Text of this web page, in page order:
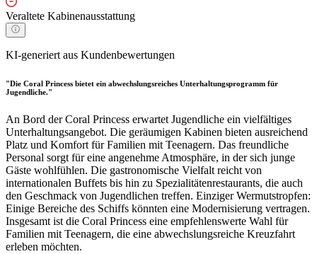
Veraltete Kabinenausstattung
KI-generiert aus Kundenbewertungen
"Die Coral Princess bietet ein abwechslungsreiches Unterhaltungsprogramm für
Jugendliche."
An Bord der Coral Princess erwartet Jugendliche ein vielfältiges
Unterhaltungsangebot. Die geräumigen Kabinen bieten ausreichend
Platz und Komfort für Familien mit Teenagern. Das freundliche
Personal sorgt für eine angenehme Atmosphäre, in der sich junge
Gäste wohlfühlen. Die gastronomische Vielfalt reicht von
internationalen Buffets bis hin zu Spezialitätenrestaurants, die auch
den Geschmack von Jugendlichen treffen. Einziger Wermutstropfen:
Einige Bereiche des Schiffs könnten eine Modernisierung vertragen.
Insgesamt ist die Coral Princess eine empfehlenswerte Wahl für
Familien mit Teenagern, die eine abwechslungsreiche Kreuzfahrt
erleben möchten.